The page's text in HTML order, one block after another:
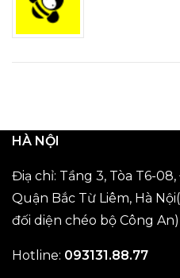
HÀ NỘI
Điạ chỉ: Tầng 3, Tòa T6-
Quận Bắc Từ Liêm, Hà
đối diện chéo bộ Công An)
Hotline: 093131.88.77